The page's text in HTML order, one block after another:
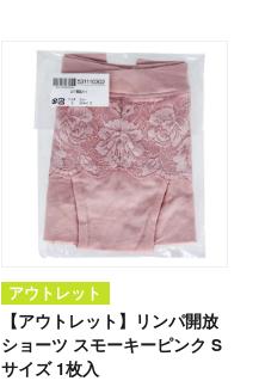
アウトレット
【アウトレット】リンパ開放
ショーツ スモーキーピンク S
サイズ 1枚入